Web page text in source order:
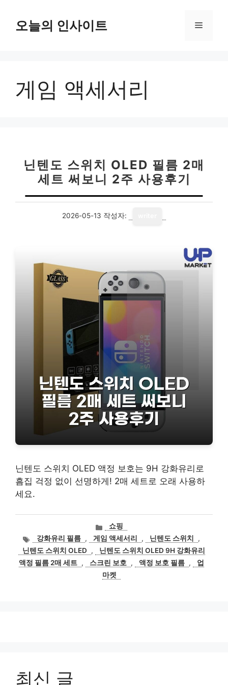
오늘의 인사이트 메
게임 액세서리
닌텐도 스위치 OLED 필름 2매
세트 써보니 2주 사용후기
2026-05-13 작성자:
닌텐도 스위치 OLED 액정 보호는 9H 강화유리로
흠집 걱정 없이 선명하게! 2매 세트로 오래 사용하
세요.
카
테
고
리
쇼핑
태
그
강화유리 필름 , 게임 액세서리 , 닌텐도 스위치
,
닌텐도 스위치 OLED
,
닌텐도 스위치 OLED 9H 강화유리
액정 필름 2매 세트 , 스크린 보호 , 액정 보호 필름 ,
업
마켓
최신 글